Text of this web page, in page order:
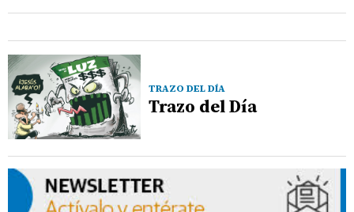
TRAZO DEL DÍA
Trazo del Día